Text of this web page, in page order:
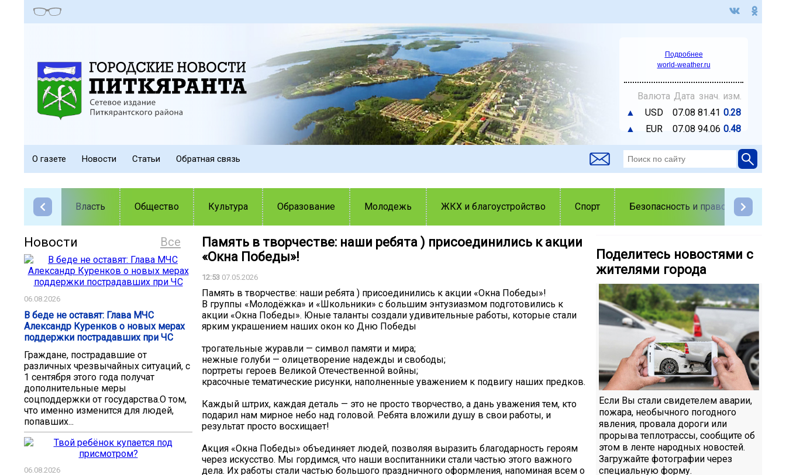
Подробнее
world-weather.ru
Валюта Дата знач. изм.
▲
USD 07.08 81.41 0.28
▲
EUR 07.08 94.06 0.48
О газете Новости Статьи Обратная связь
Власть Общество Культура Образование Молодежь ЖКХ и благоустройство Спорт Безопасность и правопорядок
Все
Новости
06.08.2026
В беде не оставят: Глава МЧС
Александр Куренков о новых мерах
поддержки пострадавших при ЧС
Граждане, пострадавшие от
различных чрезвычайных ситуаций, с
1 сентября этого года получат
дополнительные меры
соцподдержки от государства.О том,
что именно изменится для людей,
попавших...
06.08.2026
Память в творчестве: наши ребята ) присоединились к акции
«Окна Победы»!
12:53 07.05.2026
Память в творчестве: наши ребята ) присоединились к акции «Окна Победы»!
️В группы «Молодёжка» и «Школьники» с большим энтузиазмом подготовились к
акции «Окна Победы». Юные таланты создали удивительные работы, которые стали
ярким украшением наших окон ко Дню Победы️
️трогательные журавли — символ памяти и мира;
️нежные голуби — олицетворение надежды и свободы;
️портреты героев Великой Отечественной войны;
️красочные тематические рисунки, наполненные уважением к подвигу наших предков.
Каждый штрих, каждая деталь — это не просто творчество, а дань уважения тем, кто
подарил нам мирное небо над головой. Ребята вложили душу в свои работы, и
результат просто восхищает!
Акция «Окна Победы» объединяет людей, позволяя выразить благодарность героям
через искусство. Мы гордимся, что наши воспитанники стали частью этого важного
дела. Их работы стали частью большого праздничного оформления, напоминая всем о
Поделитесь новостями с
жителями города
Если Вы стали свидетелем аварии,
пожара, необычного погодного
явления, провала дороги или
прорыва теплотрассы, сообщите об
этом в ленте народных новостей.
Загружайте фотографии через
специальную форму.